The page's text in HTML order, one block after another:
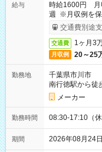
給与
時給1600円 月
週 ※月収例を保
ービス利用可（
交通費別途
交通費 1ヶ月3
月収例 20～25
勤務地
千葉県市川市
南行徳駅から徒
メーカー
勤務時間 08:30-17:10（
期間 2026年08月24